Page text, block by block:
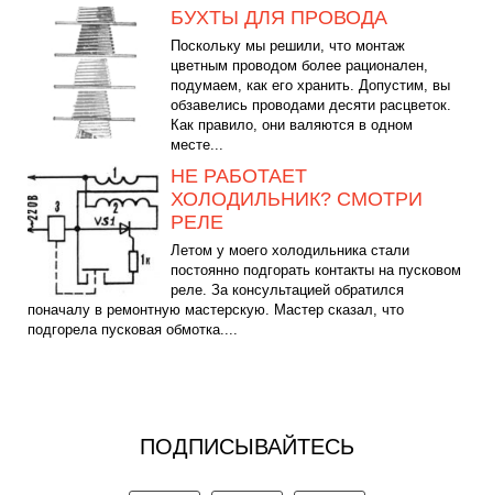
БУХТЫ ДЛЯ ПРОВОДА
Поскольку мы решили, что монтаж
цветным проводом более рационален,
подумаем, как его хранить. Допустим, вы
обзавелись проводами десяти расцветок.
Как правило, они валяются в одном
месте...
НЕ РАБОТАЕТ
ХОЛОДИЛЬНИК? СМОТРИ
РЕЛЕ
Летом у моего холодильника стали
постоянно подгорать контакты на пусковом
реле. За консультацией обратился
поначалу в ремонтную мастерскую. Мастер сказал, что
подгорела пусковая обмотка....
ПОДПИСЫВАЙТЕСЬ